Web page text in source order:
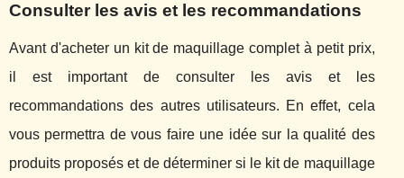
Consulter les avis et les recommandations
Avant d'acheter un kit de maquillage complet à petit prix,
il est important de consulter les avis et les
recommandations des autres utilisateurs. En effet, cela
vous permettra de vous faire une idée sur la qualité des
produits proposés et de déterminer si le kit de maquillage